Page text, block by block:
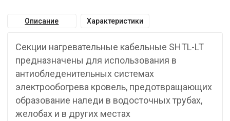
Описание Характеристики
Секции нагревательные кабельные SHTL-LT
предназначены для использования в
антиобледенительных системах
электрообогрева кровель, предотвращающих
образование наледи в водосточных трубах,
желобах и в других местах